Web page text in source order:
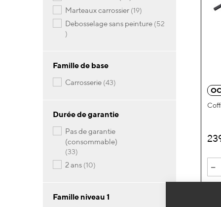
-
marteaux carrossier 19articles
debosselage sans peinture 52
articles
Famille de base
carrosserie 43articles
Durée de garantie
pas de garantie
(consommable)
33articles
2 ans 10articles
Famille niveau 1